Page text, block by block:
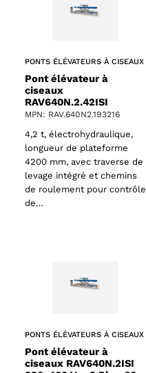
61 products
PONTS ÉLÉVATEURS À CISEAUX
Pont élévateur à
ciseaux
RAV640N.2.42ISI
MPN: RAV.640N2.193216
4,2 t, électrohydraulique,
longueur de plateforme
4200 mm, avec traverse de
levage intégré et chemins
de roulement pour contrôle
de…
PONTS ÉLÉVATEURS À CISEAUX
Pont élévateur à
ciseaux RAV640N.2ISI